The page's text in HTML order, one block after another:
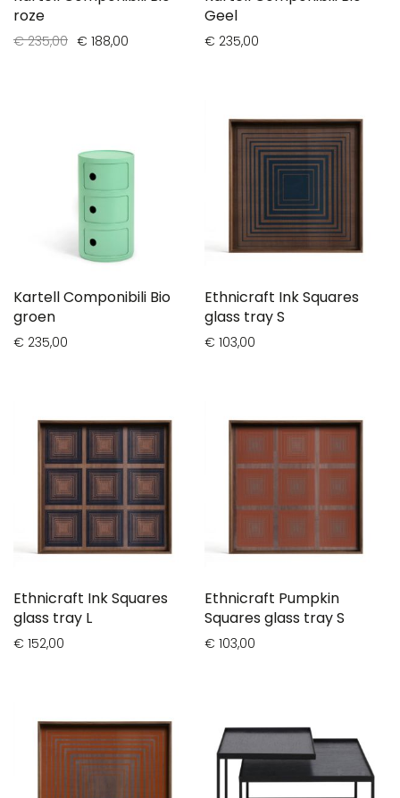
roze
€ 188,00
€ 235,00
Geel
€ 235,00
Kartell Componibili Bio
groen
€ 235,00
Ethnicraft Ink Squares
glass tray S
€ 103,00
Ethnicraft Ink Squares
glass tray L
€ 152,00
Ethnicraft Pumpkin
Squares glass tray S
€ 103,00